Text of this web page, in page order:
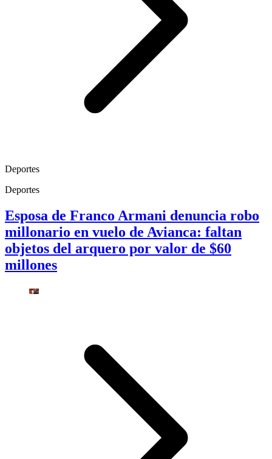
Deportes
Deportes
Esposa de Franco Armani denuncia robo
millonario en vuelo de Avianca: faltan
objetos del arquero por valor de $60
millones